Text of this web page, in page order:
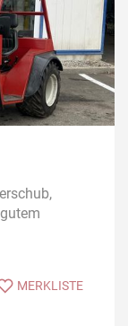
MERKLISTE